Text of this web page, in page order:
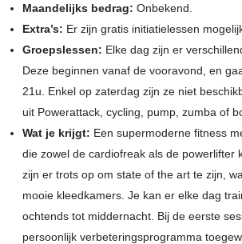
Maandelijks bedrag: Onbekend.
Extra’s: Er zijn gratis initiatielessen
Groepslessen: Elke dag zijn er
Deze beginnen vanaf de vooravond, en
21u. Enkel op zaterdag zijn ze niet
uit Powerattack, cycling, pump, zumba of
Wat je krijgt: Een supermoderne fitness
die zowel de cardiofreak als de powerlifter
zijn er trots op om state of the art te zijn,
mooie kleedkamers. Je kan er elke dag
ochtends tot middernacht. Bij de eerste
persoonlijk verbeteringsprogramma